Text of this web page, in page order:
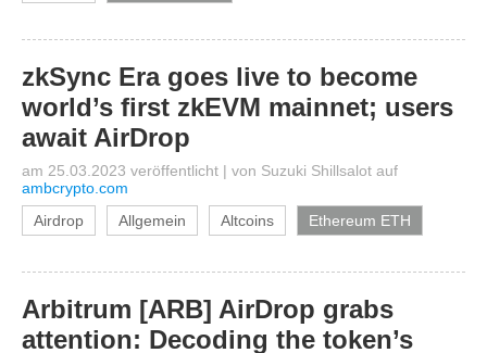
zkSync Era goes live to become
world’s first zkEVM mainnet; users
await AirDrop
am 25.03.2023 veröffentlicht | von Suzuki Shillsalot auf
ambcrypto.com
Airdrop
Allgemein Altcoins Ethereum ETH
Arbitrum [ARB] AirDrop grabs
attention: Decoding the token’s